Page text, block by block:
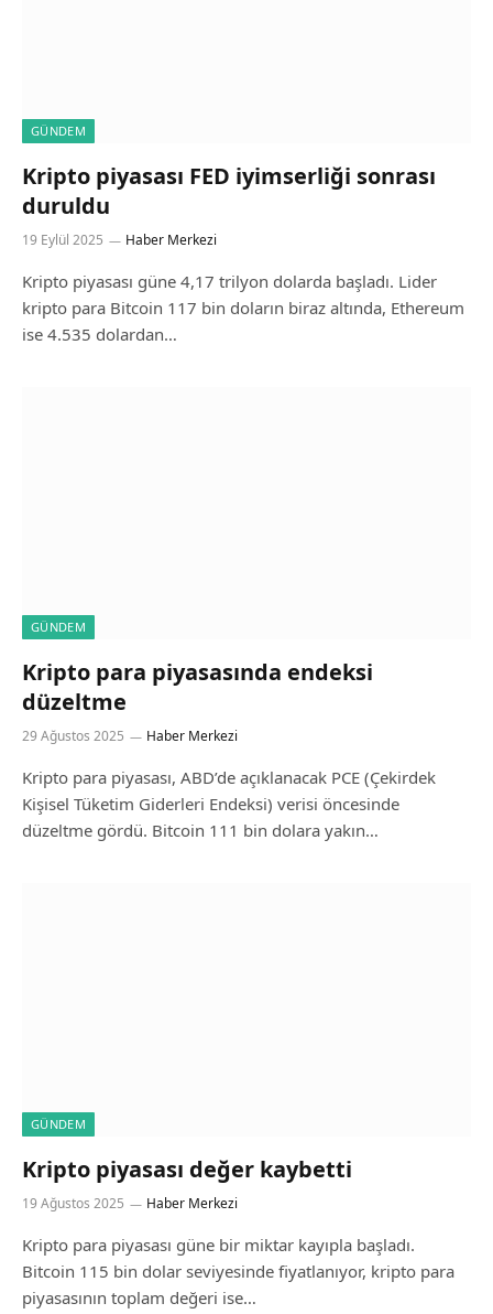
GÜNDEM
Kripto piyasası FED iyimserliği sonrası
duruldu
19 Eylül 2025 Haber Merkezi
Kripto piyasası güne 4,17 trilyon dolarda başladı. Lider
kripto para Bitcoin 117 bin doların biraz altında, Ethereum
ise 4.535 dolardan…
GÜNDEM
Kripto para piyasasında endeksi
düzeltme
29 Ağustos 2025 Haber Merkezi
Kripto para piyasası, ABD’de açıklanacak PCE (Çekirdek
Kişisel Tüketim Giderleri Endeksi) verisi öncesinde
düzeltme gördü. Bitcoin 111 bin dolara yakın…
GÜNDEM
Kripto piyasası değer kaybetti
19 Ağustos 2025 Haber Merkezi
Kripto para piyasası güne bir miktar kayıpla başladı.
Bitcoin 115 bin dolar seviyesinde fiyatlanıyor, kripto para
piyasasının toplam değeri ise…